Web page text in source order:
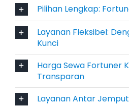
memperkuat kepercayaan
yang positif.
4. Pilihan Fleksibel:
Lepas Kunci
Setiap pengguna memiliki
Ada yang ingin fokus
Pilihan Lengkap:
Layanan Fleksibel:
Kunci
Harga Sewa Fortuner
Transparan
Layanan Antar